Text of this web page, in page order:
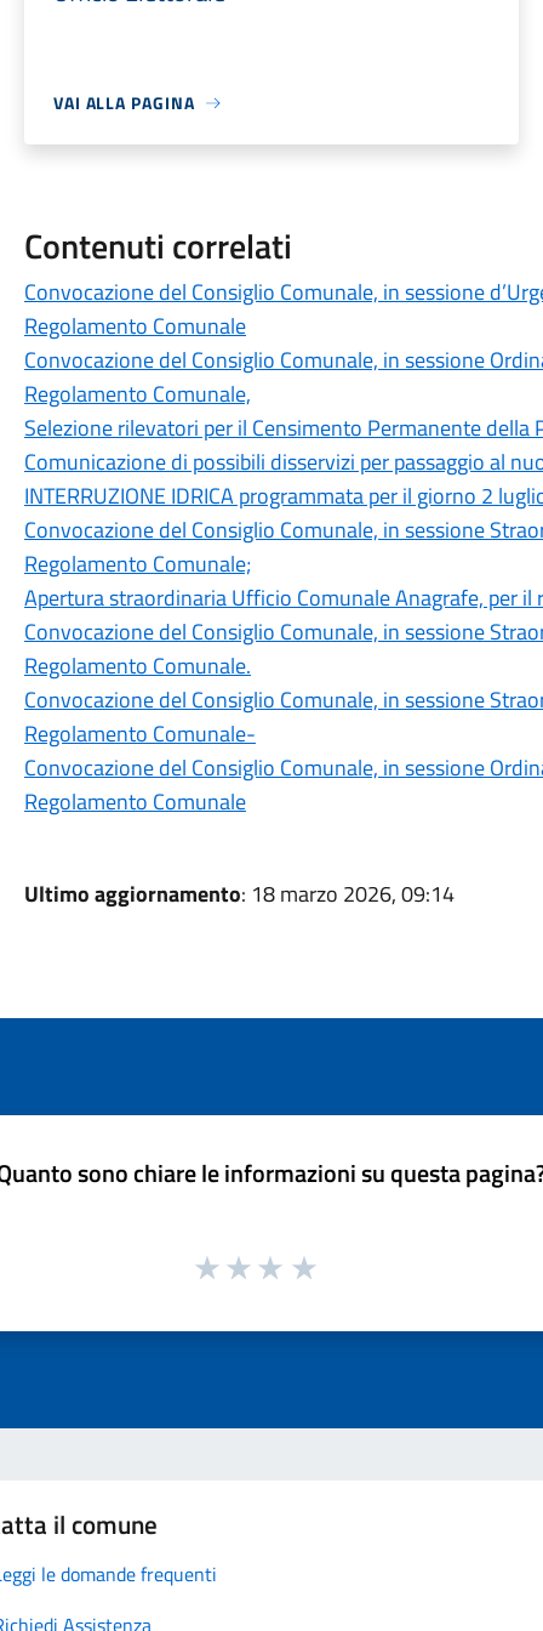
VAI ALLA PAGINA
Contenuti correlati
Convocazione del Consiglio Comunale, in sessione
Regolamento Comunale
Convocazione del Consiglio Comunale, in sessione
Regolamento Comunale,
Selezione rilevatori per il Censimento Permanente della
Comunicazione di possibili disservizi per passaggio al
INTERRUZIONE IDRICA programmata per il giorno 2
Convocazione del Consiglio Comunale, in sessione
Regolamento Comunale;
Apertura straordinaria Ufficio Comunale Anagrafe, per
Convocazione del Consiglio Comunale, in sessione
Regolamento Comunale.
Convocazione del Consiglio Comunale, in sessione
Regolamento Comunale-
Convocazione del Consiglio Comunale, in sessione
Regolamento Comunale
Ultimo aggiornamento: 18 marzo 2026, 09:14
sono chiare le informazioni su questa
il comune
le domande frequenti
Assistenza